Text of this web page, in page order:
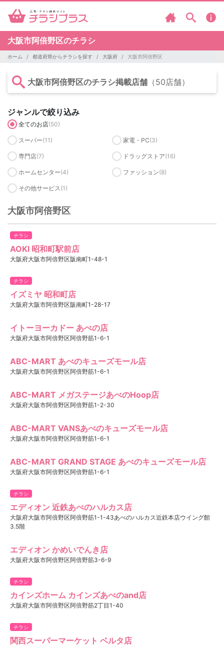
大阪市阿倍野区のチラシ
ホーム 都道府県からチラシを探す 大阪府 大阪市阿倍野区
大阪市阿倍野区のチラシ掲載店舗 （50店舗）
ジャンルで絞り込み
全てのお店(50)
スーパー(11) 家電・PC(3)
専門店(7) ドラッグストア(16)
ホームセンター(4) ファッション(8)
その他サービス (1)
大阪市阿倍野区
チラシ
AOKI 昭和町駅前店
大阪府大阪市阿倍野区阪南町1-48-1
チラシ
イズミヤ 昭和町店
大阪府大阪市阿倍野区阪南町1-28-17
イトーヨーカドー あべの店
大阪府大阪市阿倍野区阿倍野筋1-6-1
ABC-MART あべのキューズモール店
大阪府大阪市阿倍野区阿倍野筋1-6-1
ABC-MART メガステージあべのHoop店
大阪府大阪市阿倍野区阿倍野筋1-2-30
ABC-MART VANSあべのキューズモール店
大阪府大阪市阿倍野区阿倍野筋1-6-1
ABC-MART GRAND STAGE あべのキューズモール店
大阪府大阪市阿倍野区阿倍野筋1-6-1
チラシ
エディオン 近鉄あべのハルカス店
大阪府大阪市阿倍野区阿倍野筋1-1-43あべのハルカス近鉄本店ウイング館
3.5階
エディオン かめいでんき店
大阪府大阪市阿倍野区阿倍野筋3-6-9
チラシ
カインズホーム カインズあべのand店
大阪府大阪市阿倍野区阿倍野筋2丁目1-40
チラシ
関西スーパーマーケット ベルタ店